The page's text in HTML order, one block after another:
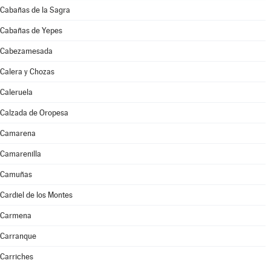
Cabañas de la Sagra
Cabañas de Yepes
Cabezamesada
Calera y Chozas
Caleruela
Calzada de Oropesa
Camarena
Camarenilla
Camuñas
Cardiel de los Montes
Carmena
Carranque
Carriches